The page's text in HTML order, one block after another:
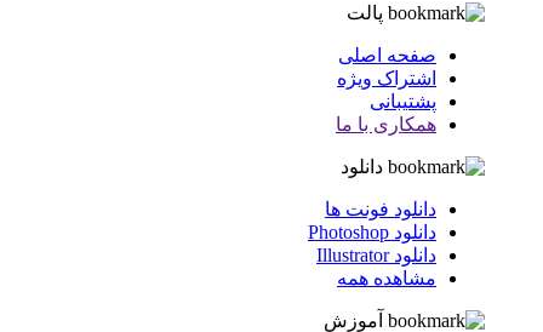
پالت
صفحه اصلی
اشتراک ویژه
پشتیبانی
همکاری با ما
دانلود
دانلود فونت ها
دانلود Photoshop
دانلود Illustrator
مشاهده همه
آموزش